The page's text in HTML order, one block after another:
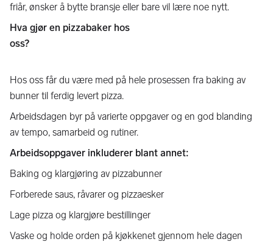
friår, ønsker å bytte bransje eller bare vil lære noe nytt.
Hva gjør en pizzabaker hos
oss?
Hos oss får du være med på hele prosessen fra baking av
bunner til ferdig levert pizza.
Arbeidsdagen byr på varierte oppgaver og en god blanding
av tempo, samarbeid og rutiner.
Arbeidsoppgaver inkluderer blant annet:
Baking og klargjøring av pizzabunner
Forberede saus, råvarer og pizzaesker
Lage pizza og klargjøre bestillinger
Vaske og holde orden på kjøkkenet gjennom hele dagen